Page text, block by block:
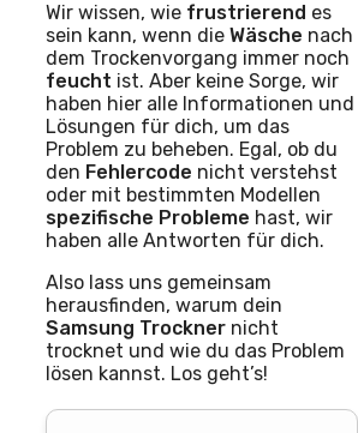
Wir wissen, wie frustrierend es
sein kann, wenn die Wäsche nach
dem Trockenvorgang immer noch
feucht ist. Aber keine Sorge, wir
haben hier alle Informationen und
Lösungen für dich, um das
Problem zu beheben. Egal, ob du
den Fehlercode nicht verstehst
oder mit bestimmten Modellen
spezifische Probleme hast, wir
haben alle Antworten für dich.
Also lass uns gemeinsam
herausfinden, warum dein
Samsung Trockner nicht
trocknet und wie du das Problem
lösen kannst. Los geht’s!